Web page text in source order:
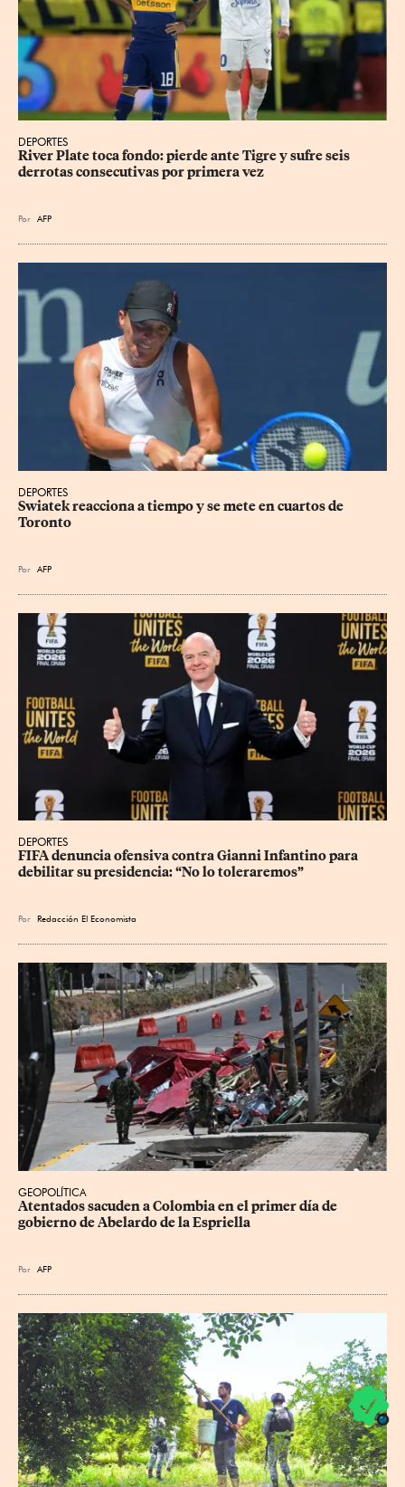
DEPORTES
River Plate toca fondo: pierde ante Tigre y sufre seis
derrotas consecutivas por primera vez
Por AFP
DEPORTES
Swiatek reacciona a tiempo y se mete en cuartos de
Toronto
Por AFP
DEPORTES
FIFA denuncia ofensiva contra Gianni Infantino para
debilitar su presidencia: “No lo toleraremos”
Por Redacción El Economista
GEOPOLÍTICA
Atentados sacuden a Colombia en el primer día de
gobierno de Abelardo de la Espriella
Por AFP